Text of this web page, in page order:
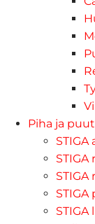
Piha ja